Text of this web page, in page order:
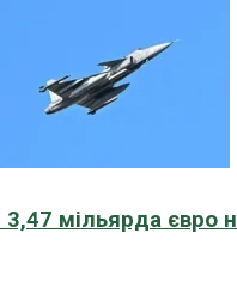
3,47 мільярда євро